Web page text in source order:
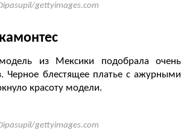
gettyimages.com
из Мексики подобрала очень
Черное блестящее платье с ажурными
красоту модели.
gettyimages.com